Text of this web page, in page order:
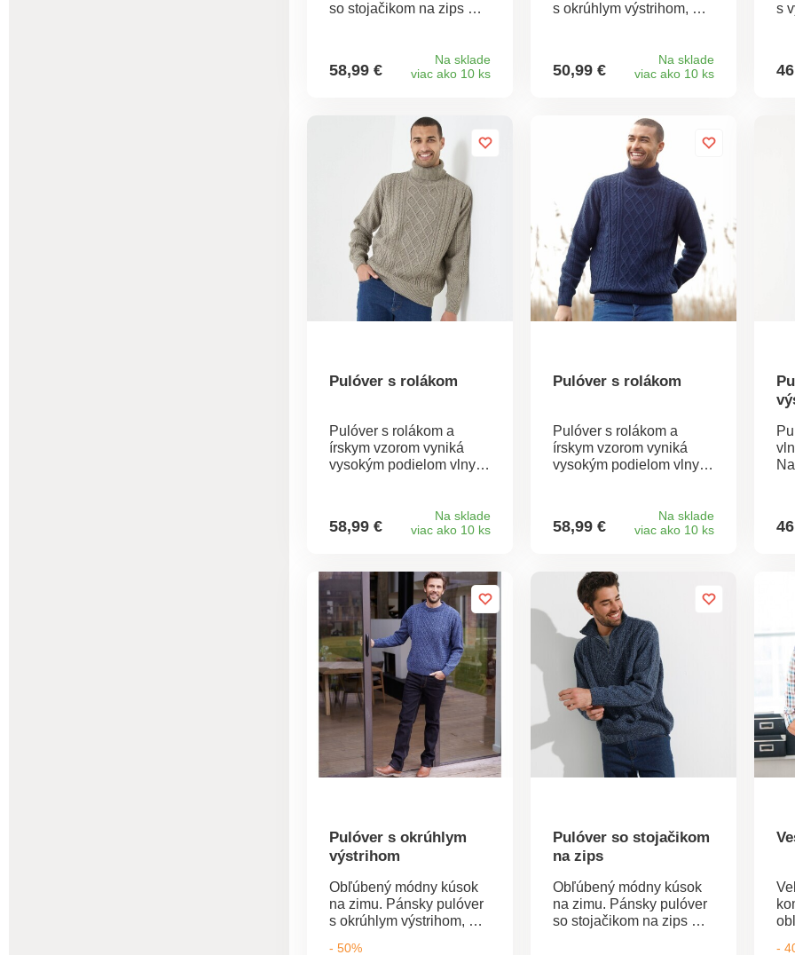
so stojačikom na zips má
rukávy z ryžového vzoru.
Zakončenie do
rukávov a na spodnom
okraji. Možno prať v
58,99 €
Na sklade
viac ako 10 ks
s okrúhlym výstrihom, má
rukávy z ryžového vzoru.
Zakončenie do
rukávov a na spodnom
okraji. Možno prať v
50,99 €
Na sklade
viac ako 10 ks
s
Pulóver s rolákom
Pulóver s rolákom a
írskym vzorom vyniká
vysokým podielom vlny,
na prednom diele. Dlhé
rukávy a zadný diel s
Vrúbkované zakončenie.
Možno prať v práčke.
58,99 €
Na sklade
viac ako 10 ks
Pulóver s rolákom
Pulóver s rolákom a
írskym vzorom vyniká
vysokým podielom vlny,
na prednom diele. Dlhé
rukávy a zadný diel s
Vrúbkované zakončenie.
Možno prať v práčke.
58,99 €
Na sklade
viac ako 10 ks
a
Pulóver s okrúhlym
výstrihom
Obľúbený módny kúsok
na zimu. Pánsky pulóver
s okrúhlym výstrihom, má
- 50%
Pulóver so stojačikom
na zips
Obľúbený módny kúsok
na zimu. Pánsky pulóver
so stojačikom na zips má
-